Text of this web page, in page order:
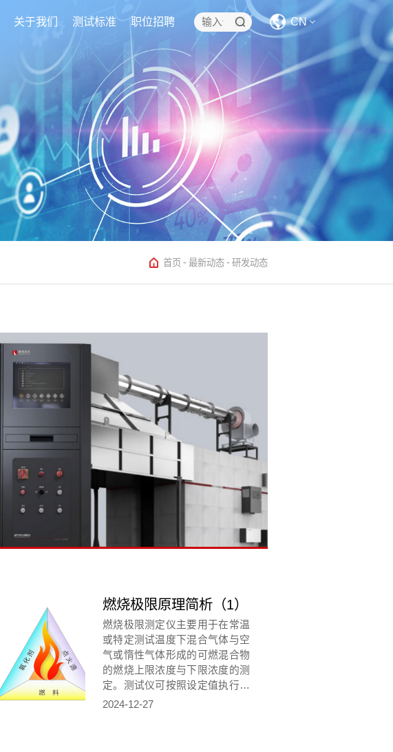
关于我们 测试标准 职位招聘 CN
CN EN
首页 - 最新动态 - 研发动态
燃烧极限原理简析（1）
燃烧极限测定仪主要用于在常温
或特定测试温度下混合气体与空
气或惰性气体形成的可燃混合物
的燃烧上限浓度与下限浓度的测
定。测试仪可按照设定值执行抽
真空、配气、点火等操作。
2024-12-27